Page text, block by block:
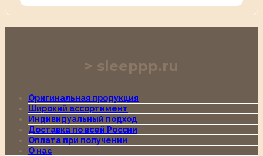
sleeppp.ru
Оригинальная продукция
Широкий ассортимент
Индивидуальный подход
Доставка по всей России
Оплата при получении
О нас